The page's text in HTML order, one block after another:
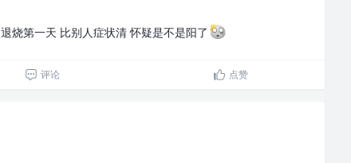
退烧第一天 比别人症状清 怀疑是不是阳了
评论 点赞